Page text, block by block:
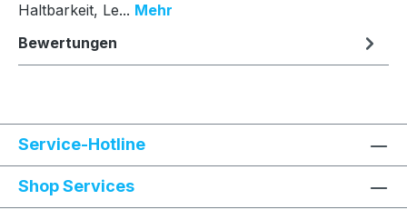
Haltbarkeit, Le... Mehr
Bewertungen
Service-Hotline
Shop Services